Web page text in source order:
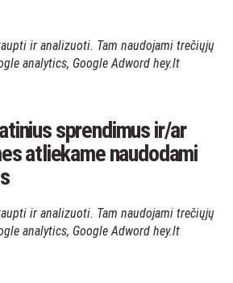
ir analizuoti. Tam naudojami trečiųjų
analytics, Google Adword hey.lt
sprendimus ir/ar
atliekame naudodami
ir analizuoti. Tam naudojami trečiųjų
analytics, Google Adword hey.lt